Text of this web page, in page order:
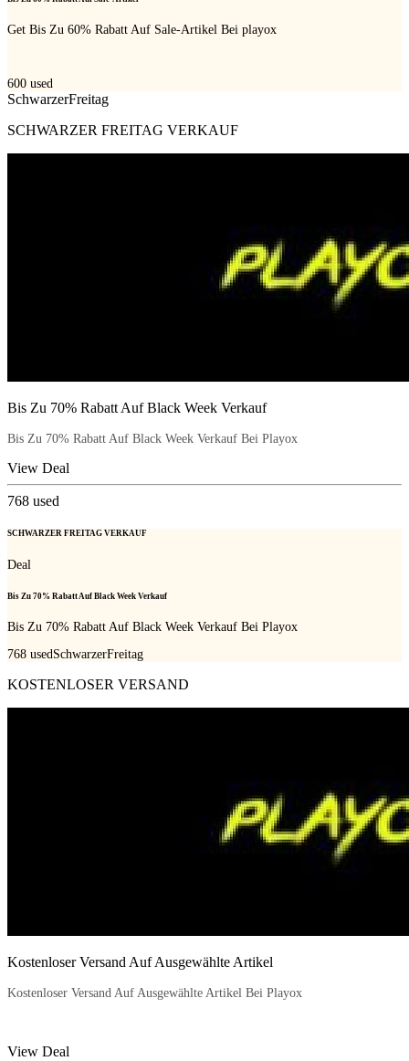
Get Bis Zu 60% Rabatt Auf Sale-Artikel Bei playox
600 used
SchwarzerFreitag
SCHWARZER FREITAG VERKAUF
Bis Zu 70% Rabatt Auf Black Week Verkauf
Bis Zu 70% Rabatt Auf Black Week Verkauf Bei Playox
View Deal
768 used
SCHWARZER FREITAG VERKAUF
Deal
Bis Zu 70% Rabatt Auf Black Week Verkauf
Bis Zu 70% Rabatt Auf Black Week Verkauf Bei Playox
768 usedSchwarzerFreitag
KOSTENLOSER VERSAND
Kostenloser Versand Auf Ausgewählte Artikel
Kostenloser Versand Auf Ausgewählte Artikel Bei Playox
View Deal